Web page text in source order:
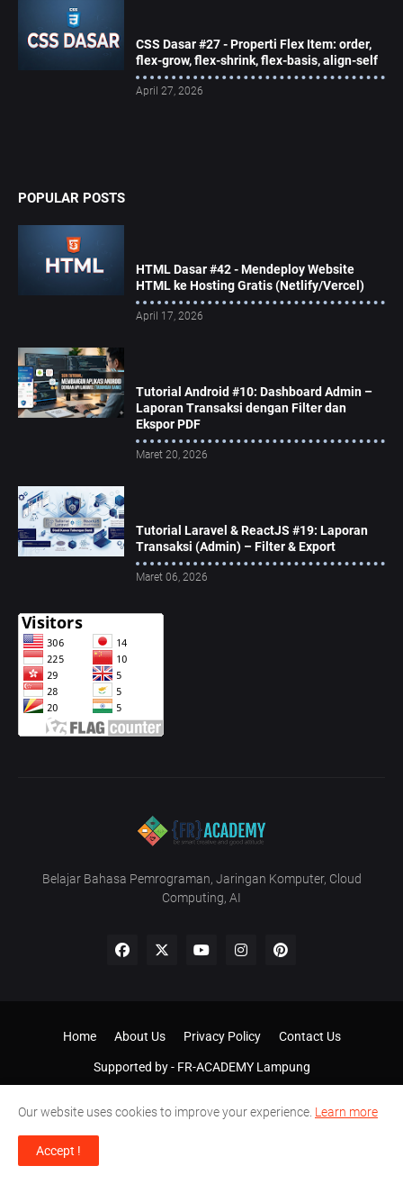
CSS Dasar #27 - Properti Flex Item: order,
flex-grow, flex-shrink, flex-basis, align-self
April 27, 2026
POPULAR POSTS
HTML Dasar #42 - Mendeploy Website
HTML ke Hosting Gratis (Netlify/Vercel)
April 17, 2026
Tutorial Android #10: Dashboard Admin –
Laporan Transaksi dengan Filter dan
Ekspor PDF
Maret 20, 2026
Tutorial Laravel & ReactJS #19: Laporan
Transaksi (Admin) – Filter & Export
Maret 06, 2026
Belajar Bahasa Pemrograman, Jaringan Komputer, Cloud
Computing, AI
Supported by - FR-ACADEMY Lampung
Home About Us Privacy Policy Contact Us
Our website uses cookies to improve your experience. Learn more
Accept !